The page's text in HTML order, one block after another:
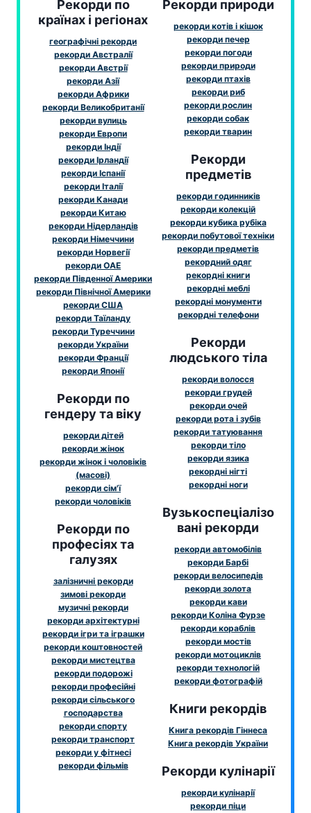
Рекорди по
країнах і регіонах
географічні рекорди
рекорди Австралії
рекорди Австрії
рекорди Азії
рекорди Африки
рекорди Великобританії
рекорди вулиць
рекорди Европи
рекорди Індії
рекорди Ірландії
рекорди Іспанії
рекорди Італії
рекорди Канади
рекорди Китаю
рекорди Нідерландів
рекорди Німеччини
рекорди Норвегії
рекорди ОАЕ
рекорди Південної Америки
рекорди Північної Америки
рекорди США
рекорди Таїланду
рекорди Туреччини
рекорди України
рекорди Франції
рекорди Японії
Рекорди по
гендеру та віку
рекорди дітей
рекорди жінок
рекорди жінок і чоловіків
(масові)
рекорди сім'ї
рекорди чоловіків
Рекорди по
професіях та
галузях
залізничні рекорди
зимові рекорди
музичні рекорди
рекорди архітектурні
рекорди ігри та іграшки
рекорди коштовностей
рекорди мистецтва
рекорди подорожі
рекорди професійні
рекорди сільського
господарства
рекорди спорту
рекорди транспорт
рекорди у фітнесі
рекорди фільмів
Рекорди природи
рекорди котів і кішок
рекорди печер
рекорди погоди
рекорди природи
рекорди птахів
рекорди риб
рекорди рослин
рекорди собак
рекорди тварин
Рекорди
предметів
рекорди годинників
рекорди колекцій
рекорди кубика рубіка
рекорди побутової техніки
рекорди предметів
рекордний одяг
рекордні книги
рекордні меблі
рекордні монументи
рекордні телефони
Рекорди
людського тіла
рекорди волосся
рекорди грудей
рекорди очей
рекорди рота і зубів
рекорди татуювання
рекорди тіло
рекорди язика
рекордні нігті
рекордні ноги
Вузькоспеціалізо
вані рекорди
рекорди автомобілів
рекорди Барбі
рекорди велосипедів
рекорди золота
рекорди кави
рекорди Коліна Фурзе
рекорди кораблів
рекорди мостів
рекорди мотоциклів
рекорди технологій
рекорди фотографій
Книги рекордів
Книга рекордів Гіннеса
Книга рекордів України
Рекорди кулінарії
рекорди кулінарії
рекорди піци